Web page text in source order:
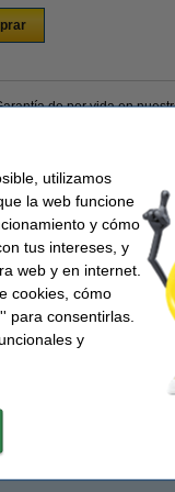
de por vida en
pueden escribir fácilmente
o en una placa con
la empresa. Estas
S0722430 / 99014.
utilizamos
la web funcione
y cómo
tus intereses, y
web y en internet.
cookies, cómo
para consentirlas.
y